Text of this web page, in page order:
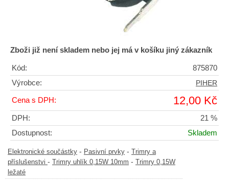
Zboži již není skladem nebo jej má v košíku jiný zákazník
Kód:
875870
Výrobce:
PIHER
Cena s DPH: 12,00 Kč
DPH:
21 %
Dostupnost:
Skladem
Elektronické součástky - Pasivní prvky -
Trimry a
příslušenstvi - Trimry uhlík 0,15W 10mm -
Trimry 0,15W
ležaté